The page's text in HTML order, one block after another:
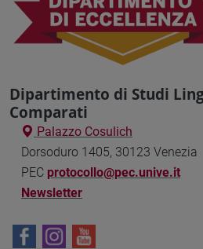
Dipartimento di Studi
Comparati
Palazzo Cosulich
Dorsoduro 1405, 30123 Venezia
PEC protocollo@pec.unive.it
Newsletter